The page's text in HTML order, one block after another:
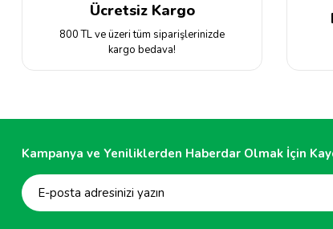
Ücretsiz Kargo
800 TL ve üzeri tüm siparişlerinizde
kargo bedava!
Kampanya ve Yeniliklerden Haberdar Olmak İçin